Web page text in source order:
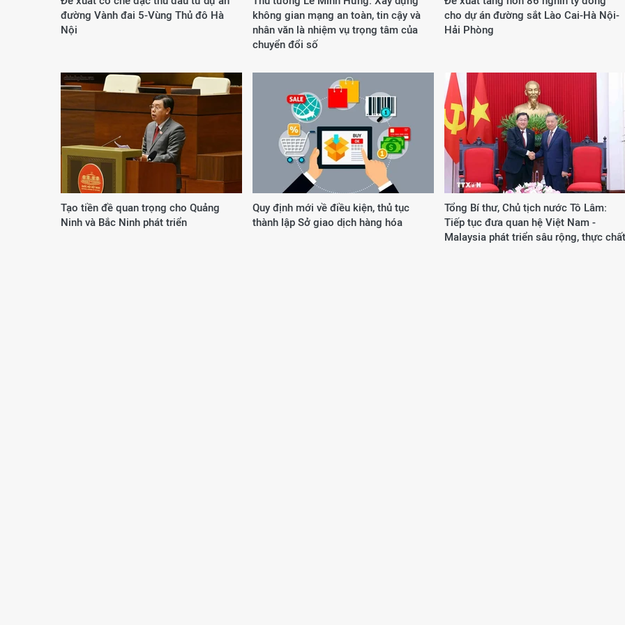
đường Vành đai 5-Vùng Thủ đô Hà
Nội
không gian mạng an toàn, tin cậy và
nhân văn là nhiệm vụ trọng tâm của
chuyển đổi số
cho dự án đường sắt Lào Cai-Hà Nội-
Hải Phòng
Tạo tiền đề quan trọng cho Quảng
Ninh và Bắc Ninh phát triển
Quy định mới về điều kiện, thủ tục
thành lập Sở giao dịch hàng hóa
Tổng Bí thư, Chủ tịch nước Tô Lâm:
Tiếp tục đưa quan hệ Việt Nam -
Malaysia phát triển sâu rộng, thực chất